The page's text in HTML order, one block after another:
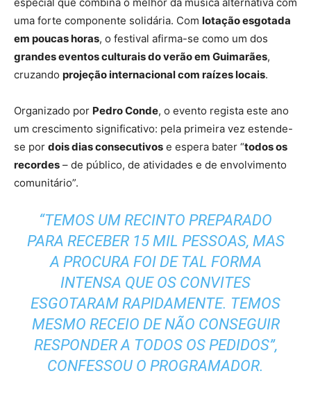
especial que combina o melhor da música alternativa com
uma forte componente solidária. Com lotação esgotada
em poucas horas, o festival afirma-se como um dos
grandes eventos culturais do verão em Guimarães,
cruzando projeção internacional com raízes locais.
Organizado por Pedro Conde, o evento regista este ano
um crescimento significativo: pela primeira vez estende-
se por dois dias consecutivos e espera bater “todos os
recordes – de público, de atividades e de envolvimento
comunitário”.
“TEMOS UM RECINTO PREPARADO
PARA RECEBER 15 MIL PESSOAS, MAS
A PROCURA FOI DE TAL FORMA
INTENSA QUE OS CONVITES
ESGOTARAM RAPIDAMENTE. TEMOS
MESMO RECEIO DE NÃO CONSEGUIR
RESPONDER A TODOS OS PEDIDOS”,
CONFESSOU O PROGRAMADOR.